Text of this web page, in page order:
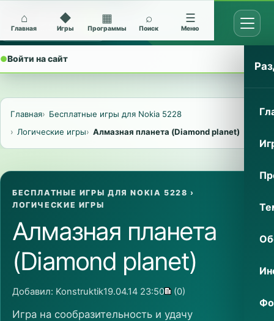
Архив Nokia 5228
●Войти на сайт
⌂
Главная
◆
Игры
▦
Программы
⌕
Поиск
☰
Меню
Главная
Бесплатные игры для Nokia 5228
Логические игры
Алмазная планета (Diamond planet)
БЕСПЛАТНЫЕ ИГРЫ ДЛЯ NOKIA 5228 ›
ЛОГИЧЕСКИЕ ИГРЫ
Алмазная планета
(Diamond planet)
Добавил: Konstruktik19.04.14 23:50 (0)
Игра на сообразительность и удачу